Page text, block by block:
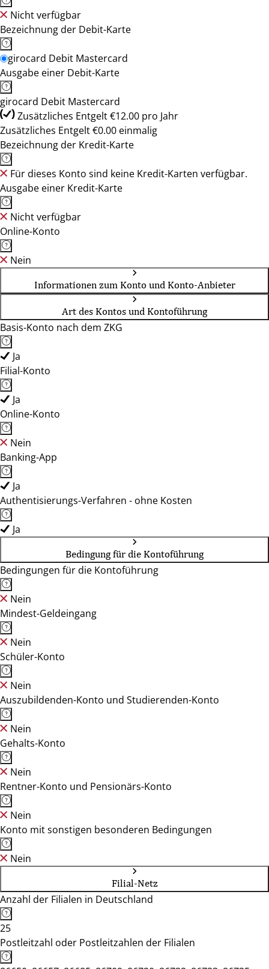
Nicht verfügbar
Bezeichnung der Debit-Karte
girocard Debit Mastercard
Ausgabe einer Debit-Karte
girocard Debit Mastercard
Zusätzliches Entgelt €12.00 pro Jahr
Zusätzliches Entgelt €0.00 einmalig
Bezeichnung der Kredit-Karte
Für dieses Konto sind keine Kredit-Karten verfügbar.
Ausgabe einer Kredit-Karte
Nicht verfügbar
Online-Konto
Nein
Informationen zum Konto und Konto-Anbieter
Art des Kontos und Kontoführung
Basis-Konto nach dem ZKG
Ja
Filial-Konto
Ja
Online-Konto
Nein
Banking-App
Ja
Authentisierungs-Verfahren - ohne Kosten
Ja
Bedingung für die Kontoführung
Bedingungen für die Kontoführung
Nein
Mindest-Geldeingang
Nein
Schüler-Konto
Nein
Auszubildenden-Konto und Studierenden-Konto
Nein
Gehalts-Konto
Nein
Rentner-Konto und Pensionärs-Konto
Nein
Konto mit sonstigen besonderen Bedingungen
Nein
Filial-Netz
Anzahl der Filialen in Deutschland
25
Postleitzahl oder Postleitzahlen der Filialen